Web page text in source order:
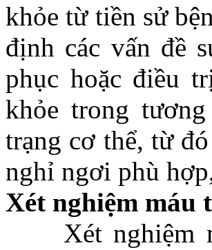
khỏe từ tiền sử
định các vấn đề
phục hoặc điều
khỏe trong
trạng cơ thể, từ
nghỉ ngơi phù
Xét nghiệm máu
Xét nghiệm